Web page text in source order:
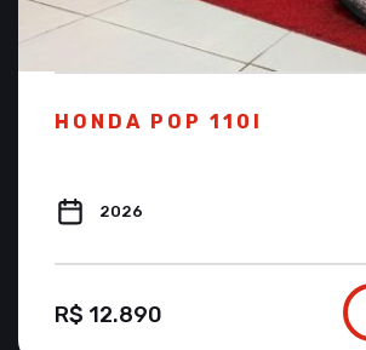
HONDA POP 110I
2026
R$ 12.890